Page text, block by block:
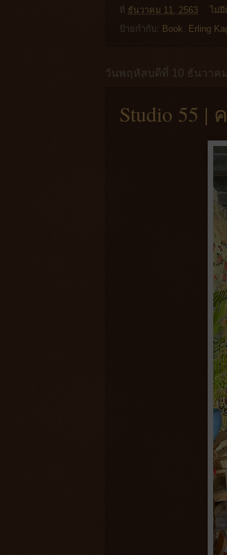
ที่ ธันวาคม 11, 2563
ไม่มี
ป้ายกำกับ: Book Erling
วันพฤหัสบดีที่ 10 ธันวาค
Studio 55 |